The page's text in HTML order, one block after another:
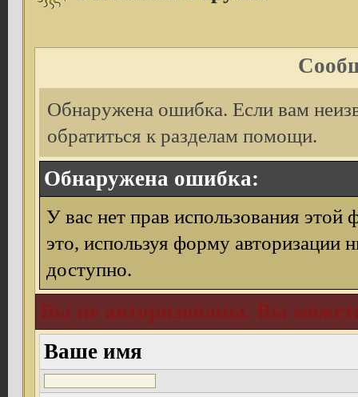
Обнаружена ошибка. Если вам
обратиться к разделам помощи.
Обнаружена ошибка:
У вас нет прав использования этой
это, используя форму авторизации
доступно.
Вы не авторизованы. Вы
Ваше имя